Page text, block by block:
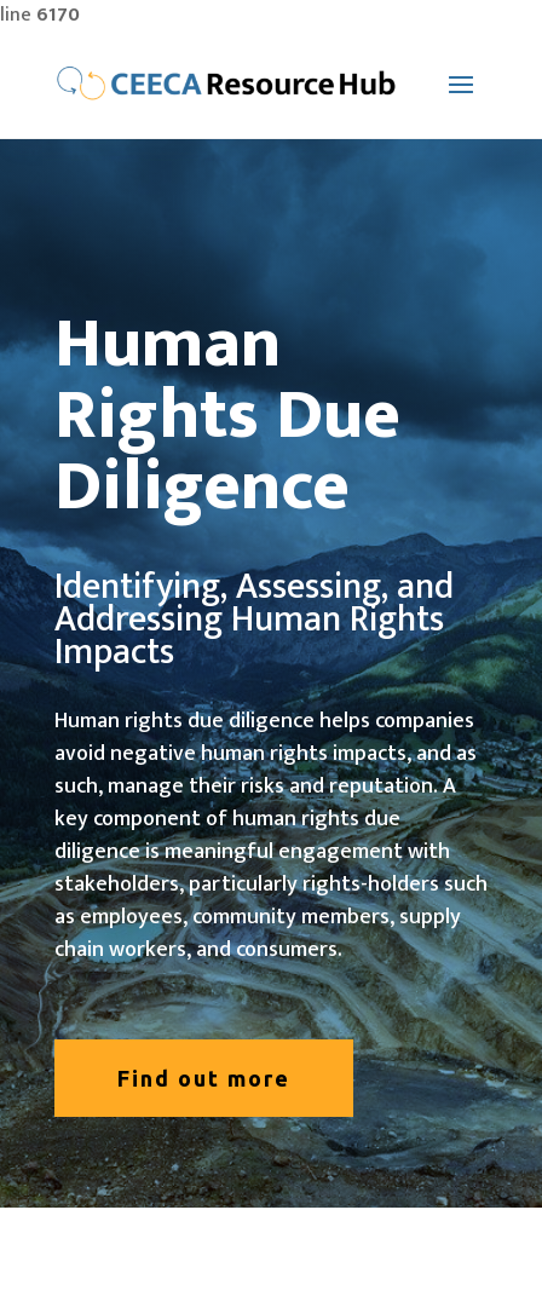
line 6170
Human
Rights Due
Diligence
Identifying, Assessing, and
Addressing Human Rights
Impacts
Human rights due diligence helps companies
avoid negative human rights impacts, and as
such, manage their risks and reputation. A
key component of human rights due
diligence is meaningful engagement with
stakeholders, particularly rights-holders such
as employees, community members, supply
chain workers, and consumers.
Find out more